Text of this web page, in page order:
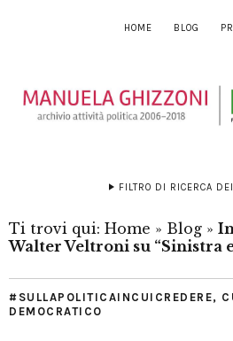
HOME BLOG
FILTRO DI RICERCA DEI
Ti trovi qui: Home » Blog »
Walter Veltroni su “Sinistra
#SULLAPOLITICAINCUICREDERE,
DEMOCRATICO